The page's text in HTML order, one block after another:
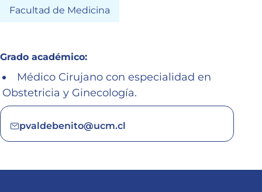
Facultad de Medicina
Grado académico:
Médico Cirujano con especialidad en
Obstetricia y Ginecología.
pvaldebenito@ucm.cl